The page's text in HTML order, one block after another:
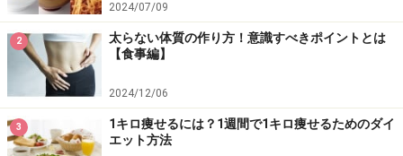
ただ、糖質制限によるダイエットがブームとなっている
一方で、失敗する人、続かない人が多いのも事実です。
リバウンドする人が圧倒的に多いのはなぜでしょうか。
人体の構造を考えれば、ストイックな糖質制限ダイエッ
2024/07/09
2
太らない体質の作り方！意識すべきポイントとは
【食事編】
2024/12/06
3
1キロ痩せるには？1週間で1キロ痩せるためのダイ
エット方法